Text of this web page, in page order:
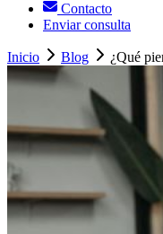
Contacto
Enviar consulta
Inicio Blog ¿Qué